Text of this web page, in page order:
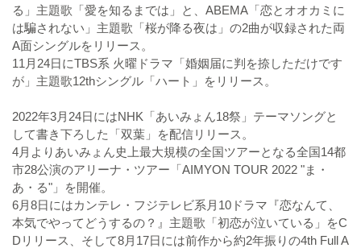
る」主題歌「愛を知るまでは」と、ABEMA「恋とオオカミに
は騙されない」主題歌「桜が降る夜は」の2曲が収録された両
A面シングルをリリース。
11月24日にTBS系 火曜ドラマ「婚姻届に判を捺しただけです
が」主題歌12thシングル「ハート」をリリース。
2022年3月24日にはNHK「あいみょん18祭」テーマソングと
して書き下ろした「双葉」を配信リリース。
4月よりあいみょん史上最大規模の全国ツアーとなる全国14都
市28公演のアリーナ・ツアー「AIMYON TOUR 2022 "ま・
あ・る"」を開催。
6月8日にはカンテレ・フジテレビ系月10ドラマ『恋なんて、
本気でやってどうするの？』主題歌「初恋が泣いている」をC
Dリリース、そして8月17日には前作から約2年振りの4th Full A